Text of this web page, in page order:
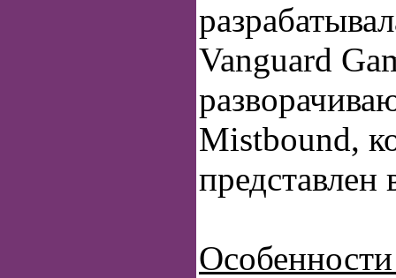
Vanguard
Mistbound,
представлен